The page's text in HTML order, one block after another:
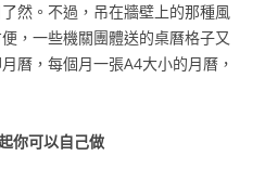
然。不過，吊在牆壁上的那種風
，一些機關團體送的桌曆格子又
曆，每個月一張A4大小的月曆，
你可以自己做